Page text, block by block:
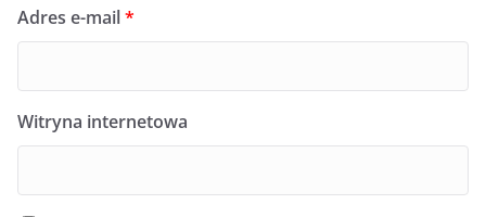
Adres e-mail*
Witryna internetowa